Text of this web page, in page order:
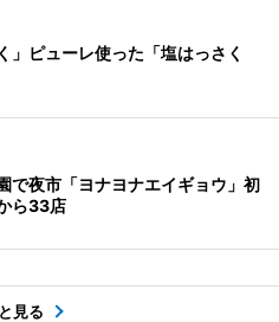
」ピューレ使った「塩はっさく
で夜市「ヨナヨナエイギョウ」初
ら33店
見る